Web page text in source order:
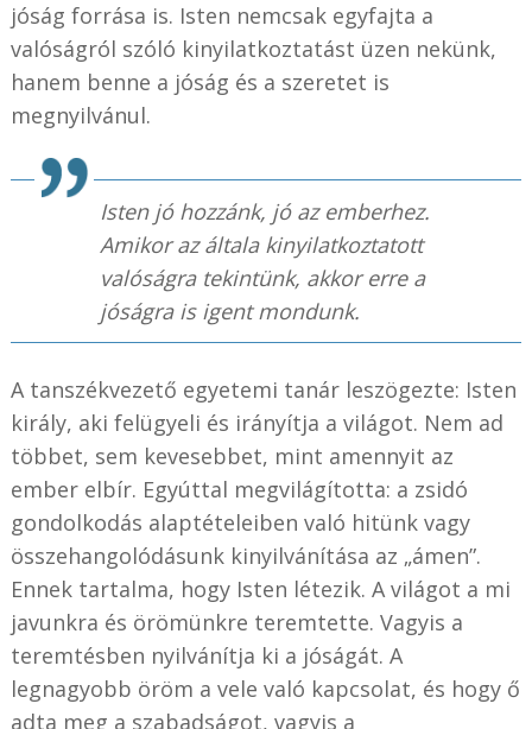
jóság forrása is. Isten nemcsak egyfajta a
valóságról szóló kinyilatkoztatást üzen nekünk,
hanem benne a jóság és a szeretet is
megnyilvánul.
Isten jó hozzánk, jó az emberhez.
Amikor az általa kinyilatkoztatott
valóságra tekintünk, akkor erre a
jóságra is igent mondunk.
A tanszékvezető egyetemi tanár leszögezte: Isten
király, aki felügyeli és irányítja a világot. Nem ad
többet, sem kevesebbet, mint amennyit az
ember elbír. Egyúttal megvilágította: a zsidó
gondolkodás alaptételeiben való hitünk vagy
összehangolódásunk kinyilvánítása az „ámen”.
Ennek tartalma, hogy Isten létezik. A világot a mi
javunkra és örömünkre teremtette. Vagyis a
teremtésben nyilvánítja ki a jóságát. A
legnagyobb öröm a vele való kapcsolat, és hogy ő
adta meg a szabadságot, vagyis a